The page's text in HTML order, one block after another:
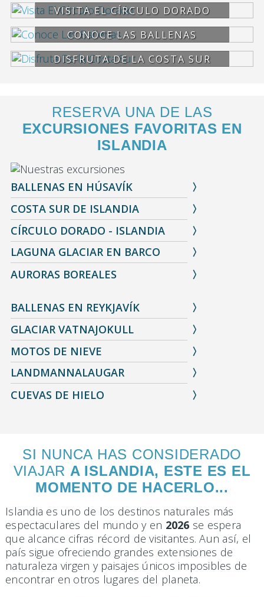
VISITA EL CÍRCULO DORADO
CONOCE LAS BALLENAS
DISFRUTA DE LA COSTA SUR
RESERVA UNA DE LAS
EXCURSIONES FAVORITAS EN
ISLANDIA
BALLENAS EN HÚSAVÍK
COSTA SUR DE ISLANDIA
CÍRCULO DORADO - ISLANDIA
LAGUNA GLACIAR EN BARCO
AURORAS BOREALES
BALLENAS EN REYKJAVÍK
GLACIAR VATNAJOKULL
MOTOS DE NIEVE
LANDMANNALAUGAR
CUEVAS DE HIELO
SI NUNCA HAS CONSIDERADO
VIAJAR A ISLANDIA, ESTE ES EL
MOMENTO DE HACERLO...
Islandia es uno de los destinos naturales más
espectaculares del mundo y en 2026 se espera
que alcance cifras récord de visitantes. Aun así, el
país sigue ofreciendo grandes extensiones de
naturaleza virgen y paisajes únicos imposibles de
encontrar en otros lugares del planeta.